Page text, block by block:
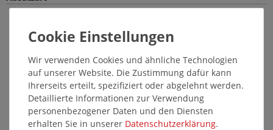
14640
Wir verwenden Cookies und ähnliche Technologien
auf unserer Website. Die Zustimmung dafür kann
Ihrerseits erteilt, spezifiziert oder abgelehnt werden.
Detaillierte Informationen zur Verwendung
personenbezogener Daten und den Diensten
erhalten Sie in unserer Daten­schutz­erklärung.